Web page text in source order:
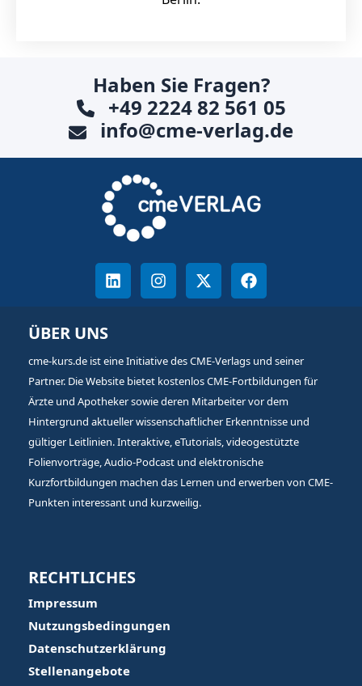
Haben Sie Fragen?
+49 2224 82 561 05
info@cme-verlag.de
ÜBER UNS
cme-kurs.de ist eine Initiative des CME-Verlags und seiner
Partner. Die Website bietet kostenlos CME-Fortbildungen für
Ärzte und Apotheker sowie deren Mitarbeiter vor dem
Hintergrund aktueller wissenschaftlicher Erkenntnisse und
gültiger Leitlinien. Interaktive, eTutorials, videogestützte
Folienvorträge, Audio-Podcast und elektronische
Kurzfortbildungen machen das Lernen und erwerben von CME-
Punkten interessant und kurzweilig.
RECHTLICHES
Impressum
Nutzungsbedingungen
Datenschutzerklärung
Stellenangebote